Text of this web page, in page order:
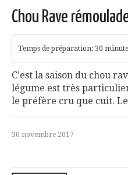
Chou Rave
Temps de préparation: 30
C’est la saison du chou
légume est très
le préfère cru que cuit.
30 novembre 2017